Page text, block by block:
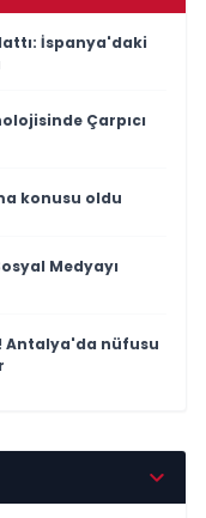
İspanya'daki
Çarpıcı
konusu oldu
Medyayı
Antalya'da nüfusu